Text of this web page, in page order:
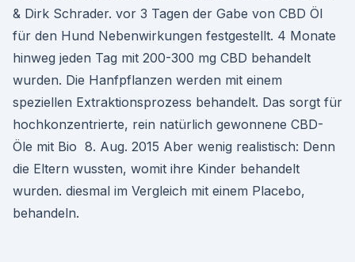
& Dirk Schrader. vor 3 Tagen der Gabe von CBD Öl
für den Hund Nebenwirkungen festgestellt. 4 Monate
hinweg jeden Tag mit 200-300 mg CBD behandelt
wurden. Die Hanfpflanzen werden mit einem
speziellen Extraktionsprozess behandelt. Das sorgt für
hochkonzentrierte, rein natürlich gewonnene CBD-
Öle mit Bio 8. Aug. 2015 Aber wenig realistisch: Denn
die Eltern wussten, womit ihre Kinder behandelt
wurden. diesmal im Vergleich mit einem Placebo,
behandeln.